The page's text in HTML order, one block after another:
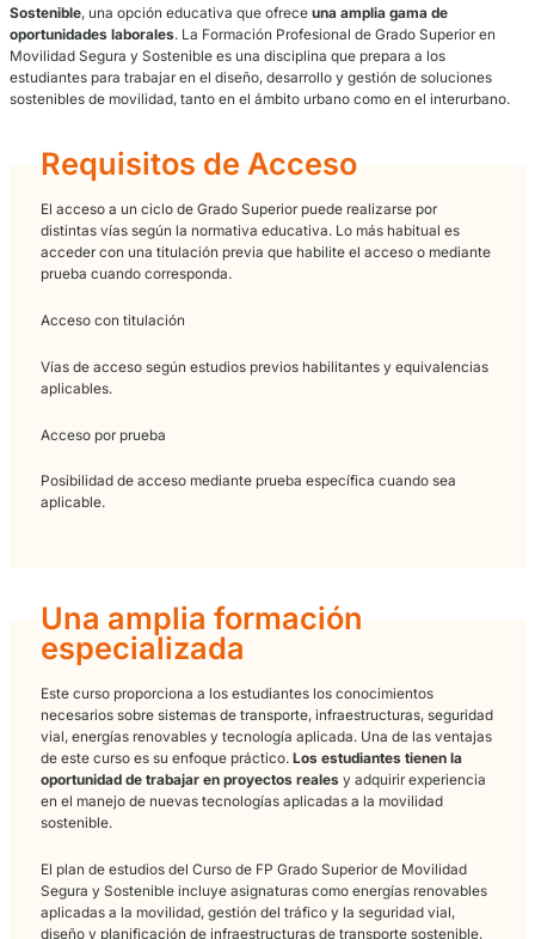
En un mundo cada vez más preocupado por la sostenibilidad y la
el sector de la movilidad se ha convertido enuna industria en
especializada en este campo es cada vez más demandada.
Un ejemplo de ello es elCurso de FP Grado Superior de
Sostenible, una opción educativa que ofreceuna amplia gama de
oportunidades laborales. La Formación Profesional de Grado
estudiantes para trabajar en el diseño, desarrollo y gestión de
Requisitos de Acceso
El acceso a un ciclo de Grado Superior puede realizarse por
distintas vías según la normativa educativa. Lo más habitual
Acceso con titulación
Vías de acceso según estudios previos habilitantes y
aplicables.
Acceso por prueba
Posibilidad de acceso mediante prueba específica cuando
aplicable.